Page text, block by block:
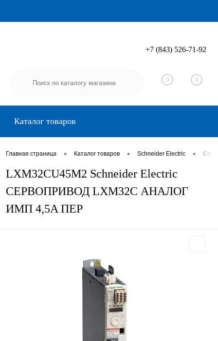
Вход Регистрация
+7 (843) 526-71-92
0 0
Каталог товаров
Главная страница • Каталог товаров • Schneider Electric •
LXM32CU45M2 Schneider Electric
СЕРВОПРИВОД LXM32C АНАЛОГ
ИМП 4,5A ПЕР